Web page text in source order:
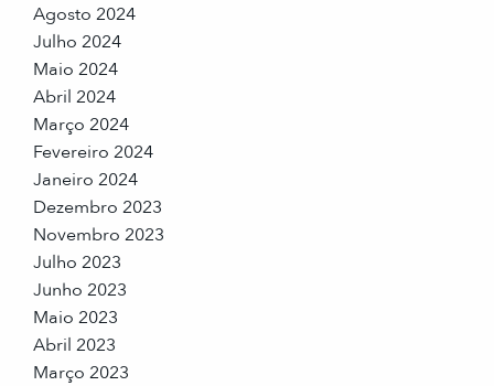
Agosto 2024
Julho 2024
Maio 2024
Abril 2024
Março 2024
Fevereiro 2024
Janeiro 2024
Dezembro 2023
Novembro 2023
Julho 2023
Junho 2023
Maio 2023
Abril 2023
Março 2023